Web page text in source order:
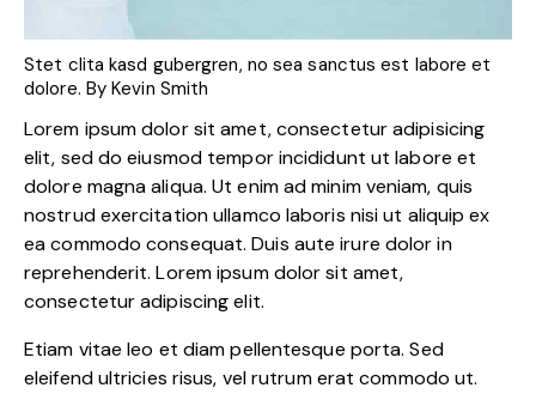
Stet clita kasd gubergren, no sea sanctus est labore et
dolore. ByKevin Smith
Lorem ipsum dolor sit amet, consectetur adipisicing
elit, sed do eiusmod tempor incididunt ut labore et
dolore magna aliqua. Ut enim ad minim veniam, quis
nostrud exercitation ullamco laboris nisi ut aliquip ex
ea commodo consequat. Duis aute irure dolor in
reprehenderit. Lorem ipsum dolor sit amet,
consectetur adipiscing elit.
Etiam vitae leo et diam pellentesque porta. Sed
eleifend ultricies risus, vel rutrum erat commodo ut.